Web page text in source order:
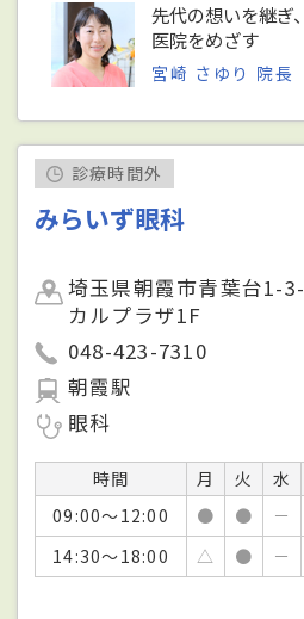
先代の想いを継ぎ
医院をめざす
宮崎 さゆり 院長
診療時間外
みらいず眼科
埼玉県朝霞市青葉台
カルプラザ1F
048-423-7310
朝霞駅
眼科
時間 月 火 水
09:00～12:00
● ● －
14:30～18:00
△ ● －